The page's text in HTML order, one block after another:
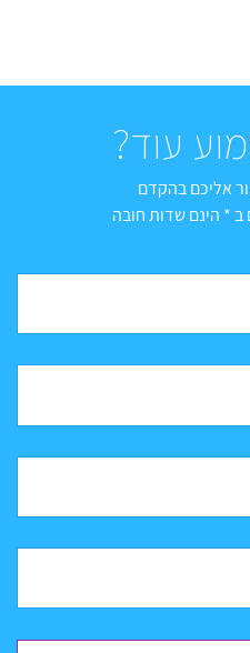
עוד?
אליכם בהקדם
* הינם שדות חובה